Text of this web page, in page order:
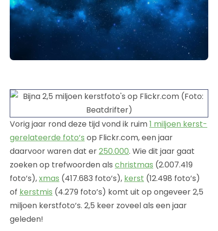
Vorig jaar rond deze tijd vond ik ruim1 miljoen kerst-
gerelateerde foto’s op Flickr.com, een jaar
daarvoor waren dat er250.000. Wie dit jaar gaat
zoeken op trefwoorden als christmas (2.007.419
foto’s),xmas (417.683 foto’s), kerst (12.498 foto’s)
of kerstmis (4.279 foto’s) komt uit op ongeveer 2,5
miljoen kerstfoto’s. 2,5 keer zoveel als een jaar
geleden!